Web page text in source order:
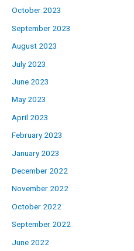
October 2023
September 2023
August 2023
July 2023
June 2023
May 2023
April 2023
February 2023
January 2023
December 2022
November 2022
October 2022
September 2022
June 2022